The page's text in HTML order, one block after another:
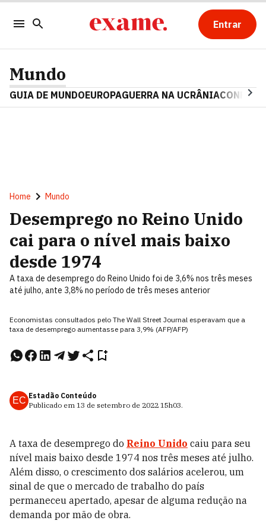
Entrar
Mundo
GUIA DE MUNDOEUROPAGUERRA NA UCRÂNIA
Home Mundo
Desemprego no Reino Unido
cai para o nível mais baixo
desde 1974
A taxa de desemprego do Reino Unido foi de 3,6% nos três meses
até julho, ante 3,8% no período de três meses anterior
Economistas consultados pelo The Wall Street Journal esperavam que a
taxa de desemprego aumentasse para 3,9% (AFP/AFP)
EC Estadão Conteúdo
Publicado em 13 de setembro de 2022 15h03.
A taxa de desemprego do Reino Unido caiu para seu
nível mais baixo desde 1974 nos três meses até julho.
Além disso, o crescimento dos salários acelerou, um
sinal de que o mercado de trabalho do país
permaneceu apertado, apesar de alguma redução na
demanda por mão de obra.